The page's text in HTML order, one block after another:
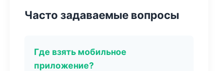
Часто задаваемые вопросы
Где взять мобильное
приложение?